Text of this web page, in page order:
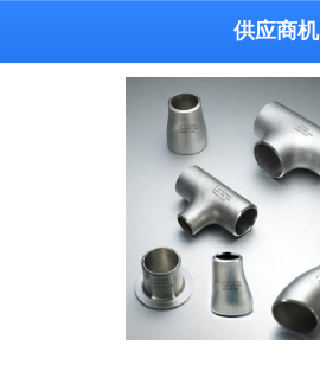
供应商机